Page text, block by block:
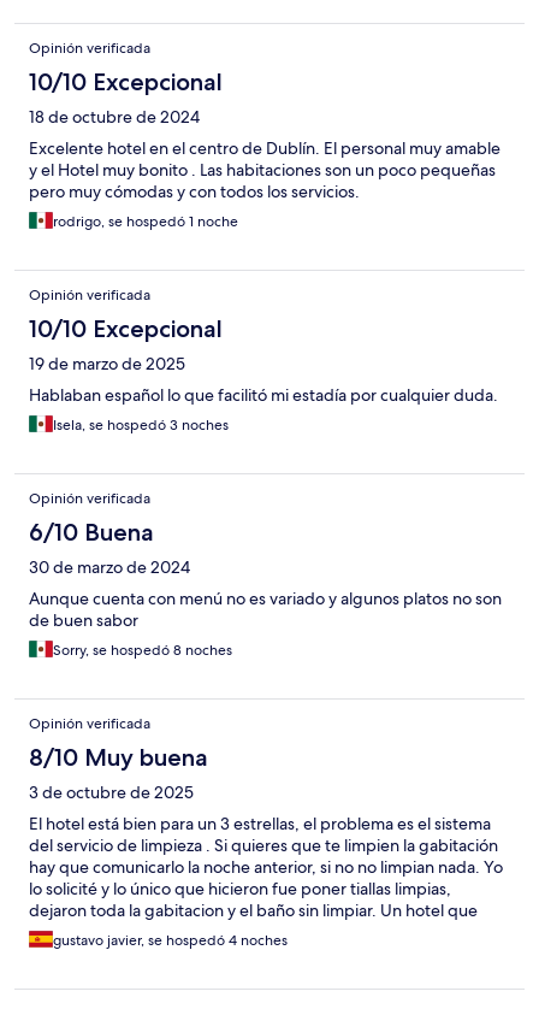
Opinión verificada
10/10 Excepcional
18 de octubre de 2024
Excelente hotel en el centro de Dublín. El personal muy amable
y el Hotel muy bonito . Las habitaciones son un poco pequeñas
pero muy cómodas y con todos los servicios.
rodrigo, se hospedó 1 noche
Opinión verificada
10/10 Excepcional
19 de marzo de 2025
Hablaban español lo que facilitó mi estadía por cualquier duda.
Isela, se hospedó 3 noches
Opinión verificada
6/10 Buena
30 de marzo de 2024
Aunque cuenta con menú no es variado y algunos platos no son
de buen sabor
Sorry, se hospedó 8 noches
Opinión verificada
8/10 Muy buena
3 de octubre de 2025
El hotel está bien para un 3 estrellas, el problema es el sistema
del servicio de limpieza . Si quieres que te limpien la gabitación
hay que comunicarlo la noche anterior, si no no limpian nada. Yo
lo solicité y lo único que hicieron fue poner tiallas limpias,
dejaron toda la gabitacion y el baño sin limpiar. Un hotel que
cobra más de 200 euros por noche debe dar al menos servicios
básicos y no sólo dedicarse a cobrar. No deben olvidar que los
servicios mínimos como limpieza...
gustavo javier, se hospedó 4 noches